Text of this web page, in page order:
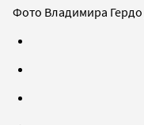
Фото Владимира